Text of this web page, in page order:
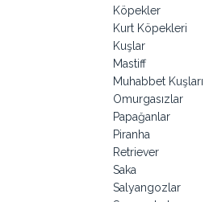
Köpekler
Kurt Köpekleri
Kuşlar
Mastiff
Muhabbet Kuşları
Omurgasızlar
Papağanlar
Piranha
Retriever
Saka
Salyangozlar